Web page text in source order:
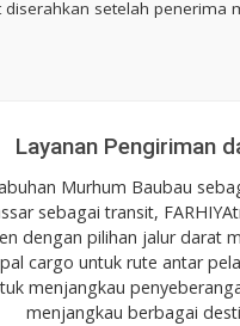
setelah penerima
Layanan Pengiriman
Murhum Baubau
sebagai transit,
dengan pilihan jalur darat
cargo untuk rute antar
menjangkau
menjangkau berbagai